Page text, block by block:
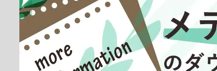
放射線技師